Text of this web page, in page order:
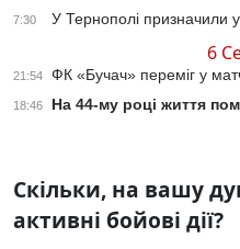
7:30 У Тернополі призначили
6
21:54 ФК «Бучач» переміг у
18:46 На 44-му році життя
Скільки, на вашу
активні бойові дії?